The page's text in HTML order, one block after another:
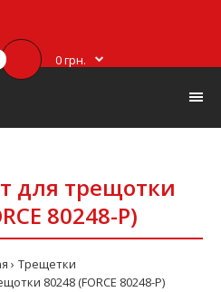
0 грн.
для трещотки
80248-P)
Трещетки
80248 (FORCE 80248-P)